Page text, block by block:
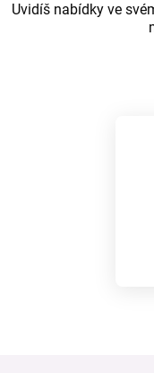
Uvidíš nabídky ve